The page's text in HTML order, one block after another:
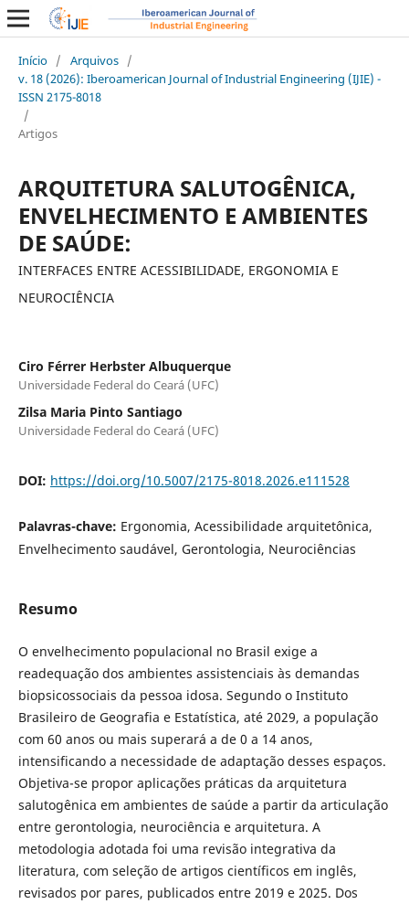
Início / Arquivos /
v. 18 (2026): Iberoamerican Journal of Industrial Engineering (IJIE) -
ISSN 2175-8018
/
Artigos
ARQUITETURA SALUTOGÊNICA,
ENVELHECIMENTO E AMBIENTES
DE SAÚDE:
INTERFACES ENTRE ACESSIBILIDADE, ERGONOMIA E
NEUROCIÊNCIA
Ciro Férrer Herbster Albuquerque
Universidade Federal do Ceará (UFC)
Zilsa Maria Pinto Santiago
Universidade Federal do Ceará (UFC)
DOI: https://doi.org/10.5007/2175-8018.2026.e111528
Palavras-chave: Ergonomia, Acessibilidade arquitetônica,
Envelhecimento saudável, Gerontologia, Neurociências
Resumo
O envelhecimento populacional no Brasil exige a
readequação dos ambientes assistenciais às demandas
biopsicossociais da pessoa idosa. Segundo o Instituto
Brasileiro de Geografia e Estatística, até 2029, a população
com 60 anos ou mais superará a de 0 a 14 anos,
intensificando a necessidade de adaptação desses espaços.
Objetiva-se propor aplicações práticas da arquitetura
salutogênica em ambientes de saúde a partir da articulação
entre gerontologia, neurociência e arquitetura. A
metodologia adotada foi uma revisão integrativa da
literatura, com seleção de artigos científicos em inglês,
revisados por pares, publicados entre 2019 e 2025. Dos